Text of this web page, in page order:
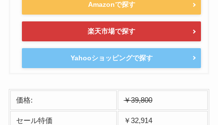
Amazonで探す
楽天市場で探す
Yahooショッピングで探す
価格: ￥39,800
セール特価 ￥32,914